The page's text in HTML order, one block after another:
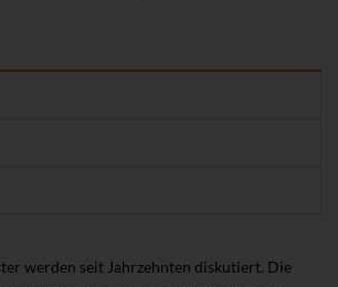
werden seit Jahrzehnten diskutiert. Die